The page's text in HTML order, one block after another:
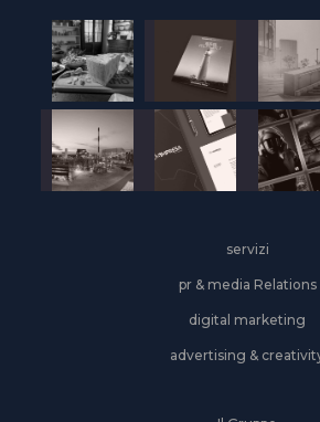
servizi
pr & media Relations
digital marketing
advertising &